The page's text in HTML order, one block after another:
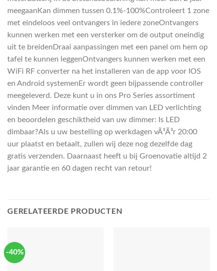
meegaanKan dimmen tussen 0.1%-100%Controleert 1 zone
met eindeloos veel ontvangers in iedere zoneOntvangers
kunnen werken met een versterker om de output oneindig
uit te breidenDraai aanpassingen met een panel om hem op
tafel te kunnen leggenOntvangers kunnen werken met een
WiFi RF converter na het installeren van de app voor IOS
en Android systemenEr wordt geen bijpassende controller
meegeleverd. Deze kunt u in ons Pro Series assortiment
vinden Meer informatie over dimmen van LED verlichting
en beoordelen geschiktheid van uw dimmer: Is LED
dimbaar?Als u uw bestelling op werkdagen vÃ³Ã³r 20:00
uur plaatst en betaalt, zullen wij deze nog dezelfde dag
gratis verzenden. Daarnaast heeft u bij Groenovatie altijd 2
jaar garantie en 60 dagen recht van retour!
GERELATEERDE PRODUCTEN
-40%